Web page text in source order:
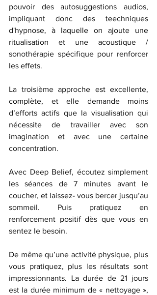
pouvoir des autosuggestions audios,
impliquant donc des teechniques
d'hypnose, à laquelle on ajoute une
ritualisation et une acoustique /
sonothérapie spécifique pour renforcer
les effets.
La troisième approche est excellente,
complète, et elle demande moins
d’efforts actifs que la visualisation qui
nécessite de travailler avec son
imagination et avec une certaine
concentration.
Avec Deep Belief, écoutez simplement
les séances de 7 minutes avant le
coucher, et laissez- vous bercer jusqu’au
sommeil. Puis pratiquez en
renforcement positif dès que vous en
sentez le besoin.
De même qu’une activité physique, plus
vous pratiquez, plus les résultats sont
impressionnants. La durée de 21 jours
est la durée minimum de « nettoyage »,